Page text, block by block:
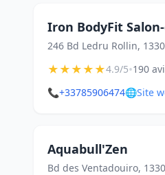
Iron BodyFit
246 Bd Ledru Rollin,
★★★★★4.9/5•190
📞+33785906474🌐Site
Aquabull'Zen
Bd des Ventadouiro,